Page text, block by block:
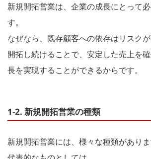
新規開拓営業は、企業の成長にとって
す。
なぜなら、既存顧客への依存はリスク
開拓し続けることで、安定した売上を
長を実現することができるからです。
1-2. 新規開拓営業の種類
新規開拓営業には、様々な種類がありま